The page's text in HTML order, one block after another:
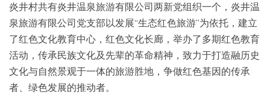
炎井村共有炎井温泉旅游有限公司两新党组织一个，炎井温
泉旅游有限公司党支部以发展“生态红色旅游”为依托，建立
了红色文化教育中心，红色文化长廊，举办了多期红色教育
活动，传承民族文化及先辈的革命精神，致力于打造融历史
文化与自然景观于一体的旅游胜地，争做红色基因的传承
者、绿色发展的推动者。